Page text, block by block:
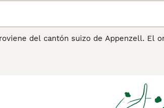
del cantón suizo de Appenzell. El
perros de vigilancia. Junto con el